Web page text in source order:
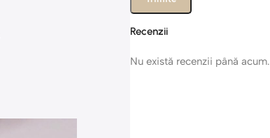
Recenzii
Nu există recenzii până acum.